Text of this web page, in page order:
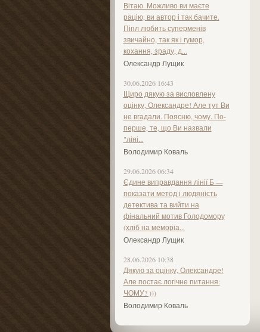
Вітаю. Можливо ви маєте
рацію, ви автор і так бачите.
Піпл любить суперменів
звичайно, так як і гумор,
кохання, зраду, д...
Олександр Лущик
30.06.2026 16:43
Щиро дякую за висловлену
оцінку, Олександре! Але тут Ви
не вгадали. Поясню, чому. По-
перше, те, що Ви назвали
"ліні...
Володимир Коваль
29.06.2026 06:34
Єдине виправдання лінії Б —
показати метод і людяність
детектива та вийти на
фінальний мотив Голодомору
(хліб на меморіа...
Олександр Лущик
28.06.2026 10:38
Дякую за оцінку, Олександре!
Але постає логічне питання:
ЧОМУ? )))
Володимир Коваль